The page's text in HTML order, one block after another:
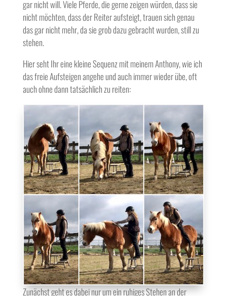
gar nicht will. Viele Pferde, die gerne zeigen würden, dass sie
nicht möchten, dass der Reiter aufsteigt, trauen sich genau
das gar nicht mehr, da sie grob dazu gebracht wurden, still zu
stehen.
Hier seht Ihr eine kleine Sequenz mit meinem Anthony, wie ich
das freie Aufsteigen angehe und auch immer wieder übe, oft
auch ohne dann tatsächlich zu reiten:
Zunächst geht es dabei nur um ein ruhiges Stehen an der